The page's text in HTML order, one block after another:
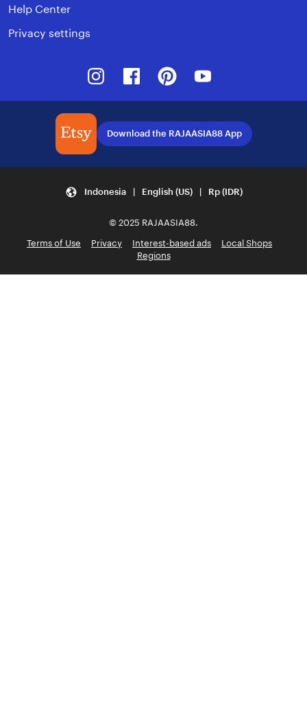
Help Center
Privacy settings
InstagramFacebookPinterest
Download the RAJAASIA88 App
Indonesia | English (US) | Rp (IDR)
© 2025 RAJAASIA88.
Terms of Use
Privacy Interest-based ads
Local Shops
Regions